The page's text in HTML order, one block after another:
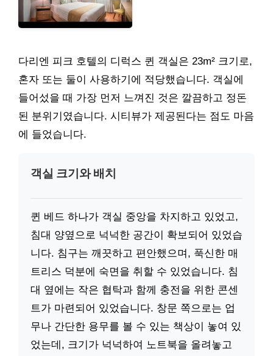
다리엔 피크 호텔의 디럭스 퀸 객실은 23m² 크기로,
혼자 또는 둘이 사용하기에 적당했습니다. 객실에
들어섰을 때 가장 먼저 느껴진 것은 깔끔하고 정돈
된 분위기였습니다. 시티뷰가 제공된다는 점도 마음
에 들었습니다.
객실 크기와 배치
퀸 베드 하나가 객실 중앙을 차지하고 있었고,
침대 양옆으로 넉넉한 공간이 확보되어 있었습
니다. 침구는 깨끗하고 편안했으며, 푹신한 매
트리스 덕분에 숙면을 취할 수 있었습니다. 침
대 옆에는 작은 협탁과 함께 충전을 위한 콘센
트가 마련되어 있었습니다. 창문 쪽으로는 업
무나 간단한 용무를 볼 수 있는 책상이 놓여 있
었는데, 크기가 넉넉하여 노트북을 올려놓고